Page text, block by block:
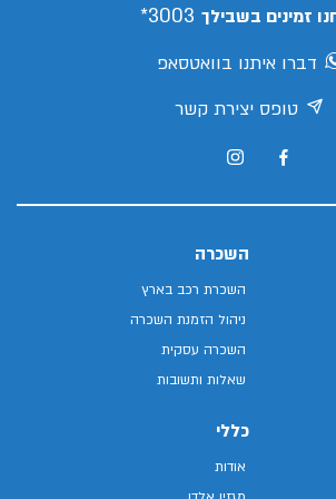
זמינים בשבילך 3003*
דברו איתנו בוואטסאפ
טופס יצירת קשר
השכרה
השכרת רכב בארץ
ניהול הזמנת השכרה
השכרה עסקית
שאלות ותשובות
כללי
אודות